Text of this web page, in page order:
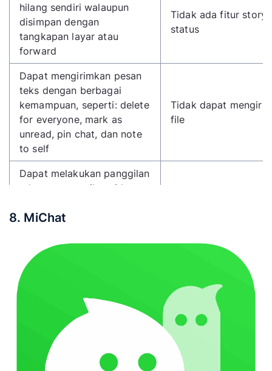
hilang sendiri walaupun
disimpan dengan
tangkapan layar atau
forward
Tidak ada fitur story
status
Dapat mengirimkan pesan
teks dengan berbagai
kemampuan, seperti: delete
for everyone, mark as
unread, pin chat, dan note
to self
Tidak dapat
file
Dapat melakukan panggilan
telepon, panggilan video,
8. MiChat